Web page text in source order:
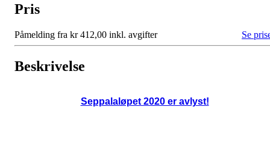
Pris
Påmelding fra kr 412,00 inkl. avgifter Se
Beskrivelse
Seppalaløpet 2020 er avlyst!